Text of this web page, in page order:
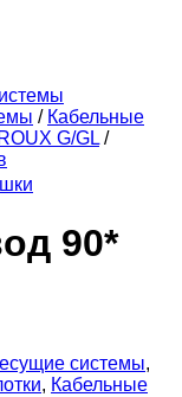
/ Кабельные
G/GL /
90*
системы,
, Кабельные